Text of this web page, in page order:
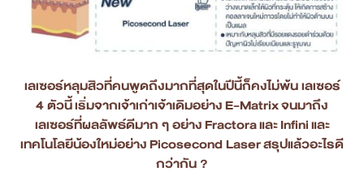
สาขา เซ็นทรัลปิ่นเกล้า
สาขา บางนา
สาขา CDC
สาขา นครปฐม
เลเซอร์หลุมสิวที่คนพูดถึงมากที่สุดในปีนี้ก็คงไม่พ้น เลเซอร์
4 ตัวนี้ เริ่มจากเจ้าเก่าเจ้าเดิมอย่างE-Matrixจนมาถึง
เลเซอร์ที่ผลลัพธ์ดีมาก ๆ อย่างFractoraและInfiniและ
เทคโนโลยีน้องใหม่อย่างPicosecond Laserสรุปแล้วอะไรดี
กว่ากัน ?